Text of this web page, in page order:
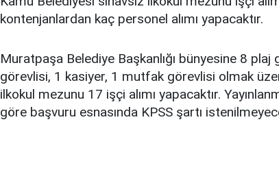
kontenjanlardan kaç personel alımı yapacaktır.
Muratpaşa Belediye Başkanlığı bünyesine 8
görevlisi, 1 kasiyer, 1 mutfak görevlisi olmak
ilkokul mezunu 17 işçi alımı yapacaktır.
göre başvuru esnasında KPSS şartı